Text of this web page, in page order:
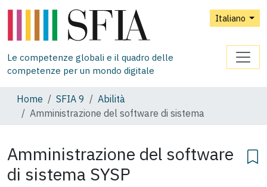
Italiano
Le competenze globali e il quadro delle
competenze per un mondo digitale
Home SFIA 9
Abilità
Amministrazione del software di sistema
Amministrazione del software
di sistema SYSP